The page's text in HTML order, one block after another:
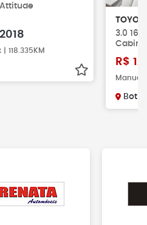
Attitude
2018
118.335KM
3.0
R$
Manual